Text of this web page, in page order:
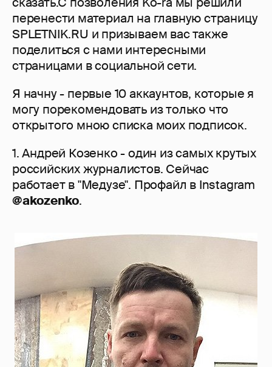
перенести материал на главную страницу
SPLETNIK.RU и призываем вас также
поделиться с нами интересными
страницами в социальной сети.
Я начну - первые 10 аккаунтов, которые я
могу порекомендовать из только что
открытого мною списка моих подписок.
1. Андрей Козенко - один из самых крутых
российских журналистов. Сейчас
работает в "Медузе". Профайл в Instagram
@akozenko.